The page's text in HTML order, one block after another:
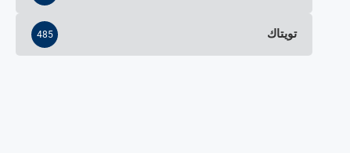
تويتاك 485